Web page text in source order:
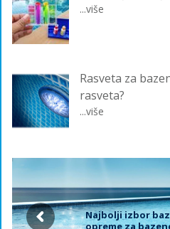
...više
Rasveta za
rasveta?
...više
Najbolji izbor
opreme za